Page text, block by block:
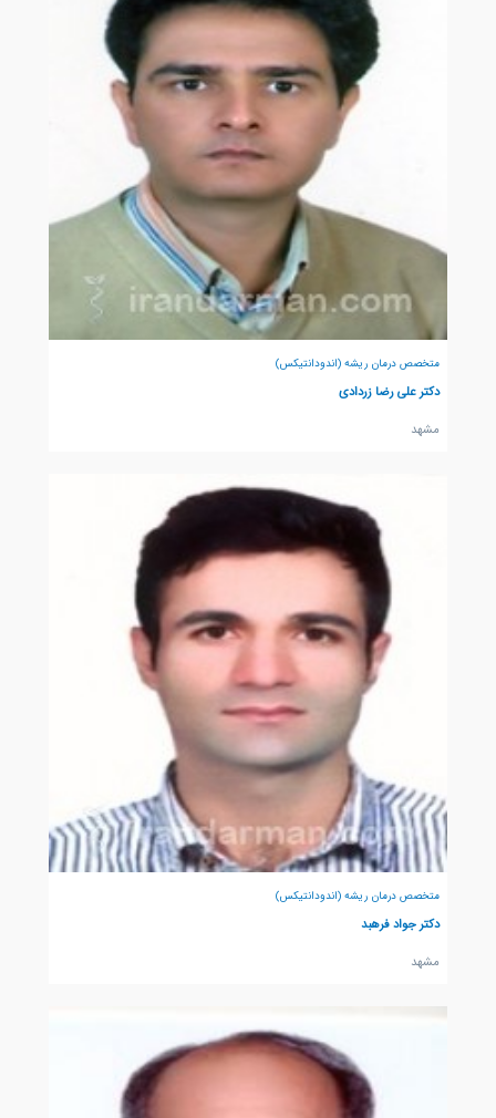
متخصص درمان ریشه (اندودانتیکس)
دکتر علی رضا زردادی
مشهد
متخصص درمان ریشه (اندودانتیکس)
دکتر جواد فرهبد
مشهد